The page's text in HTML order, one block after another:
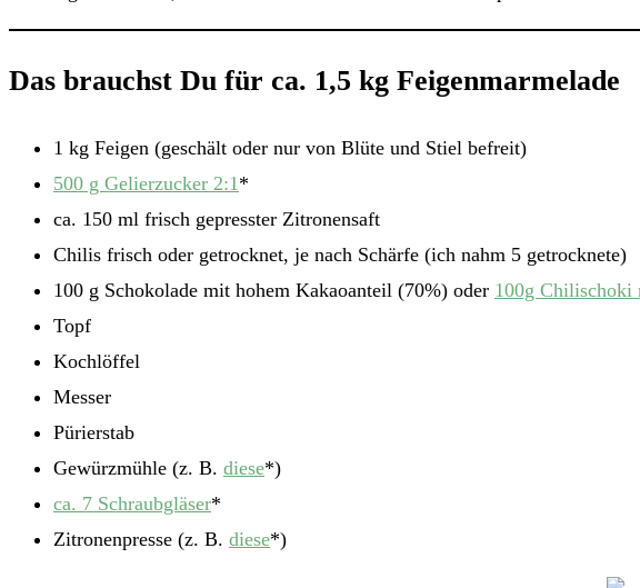
Das brauchst Du für ca. 1,5 kg Feigenmarmelade
1 kg Feigen (geschält oder nur von Blüte und Stiel befreit)
500 g Gelierzucker 2:1*
ca. 150 ml frisch gepresster Zitronensaft
Chilis frisch oder getrocknet, je nach Schärfe (ich nahm 5 getrocknete)
100 g Schokolade mit hohem Kakaoanteil (70%) oder 100g Chilischoki
Topf
Kochlöffel
Messer
Pürierstab
Gewürzmühle (z. B. diese*)
ca. 7 Schraubgläser*
Zitronenpresse (z. B. diese*)